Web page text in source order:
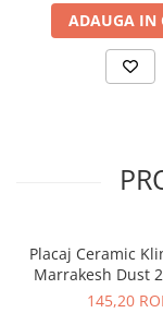
ADAUGA IN
Placaj Ceramic
Marrakesh Dust
10mm
145,20